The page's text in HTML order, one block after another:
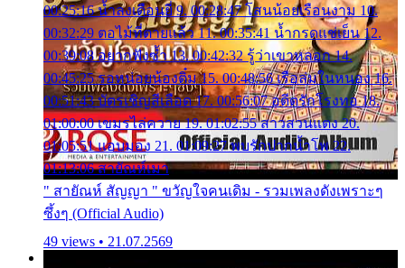
00:25:16 น้ำลงเดือนยี่ 9. 00:28:47 โสนน้อยเรือนงาม 10.
00:32:29 ตอไม้ที่ตายแล้ว 11. 00:35:41 น้ำกรดแช่เย็น 12.
00:39:08 อยากฟังซ้ำ 13. 00:42:32 รู้ว่าเขาหลอก 14.
00:45:25 รอหน่อยน้องติ๋ม 15. 00:48:56 เรือล่มในหนอง 16.
00:51:43 บัตรเชิญสีเลือด 17. 00:56:07 อดีตรักโรงทอ 18.
01:00:00 เขมรไล่ควาย 19. 01:02:55 สาวสวนแตง 20.
01:05:51 แอบมอง 21. 01:09:27 พบรักปากน้ำโพ 22.
01:13:06 สายัณห์เมา
" สายัณห์ สัญญา " ขวัญใจคนเดิม - รวมเพลงดังเพราะๆ
ซึ้งๆ (Official Audio)
49 views • 21.07.2569